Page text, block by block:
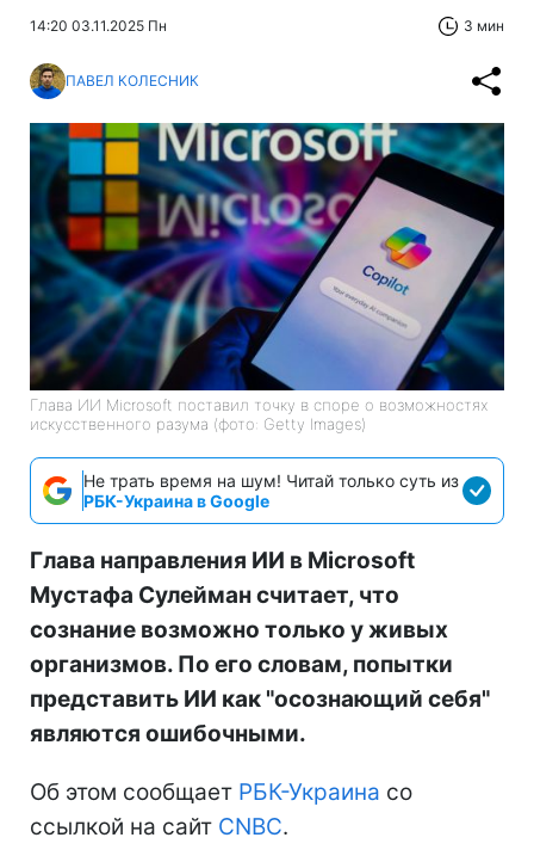
14:20 03.11.2025 Пн 3 мин
ПАВЕЛ КОЛЕСНИК
Глава ИИ Microsoft поставил точку в споре о возможностях
искусственного разума (фото: Getty Images)
Не трать время на шум! Читай только суть из
РБК-Украина в Google
Глава направления ИИ в Microsoft
Мустафа Сулейман считает, что
сознание возможно только у живых
организмов. По его словам, попытки
представить ИИ как "осознающий себя"
являются ошибочными.
Об этом сообщает РБК-Украина со
ссылкой на сайт CNBC.